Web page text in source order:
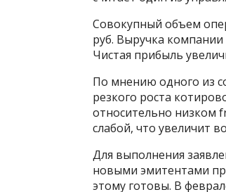
Совокупный объем
руб. Выручка
Чистая прибыль
По мнению одного из
резкого роста
относительно низком
слабой, что увеличит
Для выполнения
новыми эмитентами
этому готовы. В